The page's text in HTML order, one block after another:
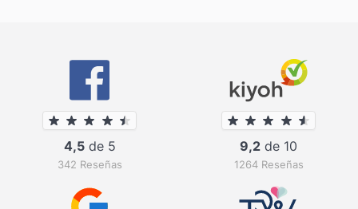
4,5de 5
342 Reseñas
9,2 de 10
1264 Reseñas